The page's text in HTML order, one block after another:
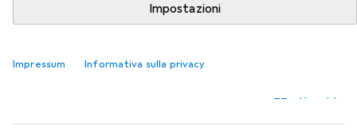
Impostazioni
Impressum Informativa sulla privacy
Loc-Line
Sistema di tubi di raffreddamento